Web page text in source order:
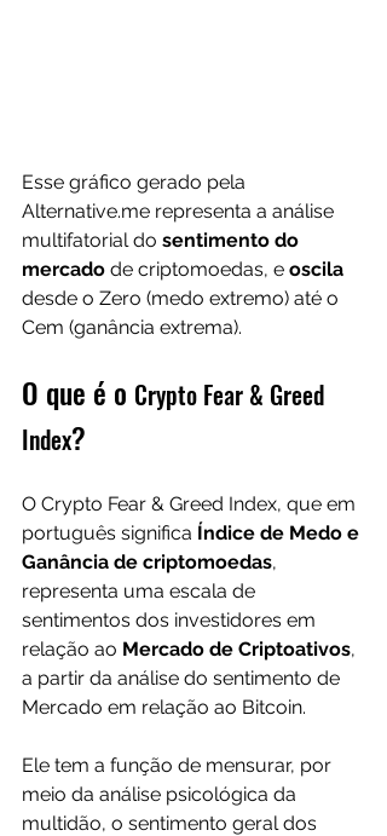
Esse gráfico gerado pela
Alternative.me representa a análise
multifatorial do sentimento do
mercado de criptomoedas, e oscila
desde o Zero (medo extremo) até o
Cem (ganância extrema).
O que é o Crypto Fear & Greed
Index?
O Crypto Fear & Greed Index, que em
português significa Índice de Medo e
Ganância de criptomoedas,
representa uma escala de
sentimentos dos investidores em
relação ao Mercado de Criptoativos,
a partir da análise do sentimento de
Mercado em relação ao Bitcoin.
Ele tem a função de mensurar, por
meio da análise psicológica da
multidão, o sentimento geral dos